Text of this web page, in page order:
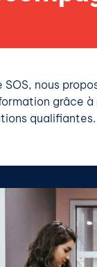
SOS, nous
grâce
qualifiantes.